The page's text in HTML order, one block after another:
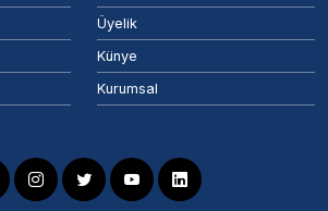
Üyelik
Künye
Kurumsal